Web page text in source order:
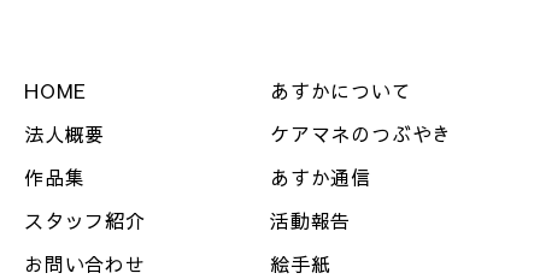
HOME
あすかについて
法人概要
ケアマネのつぶやき
作品集
あすか通信
スタッフ紹介
活動報告
お問い合わせ
絵手紙